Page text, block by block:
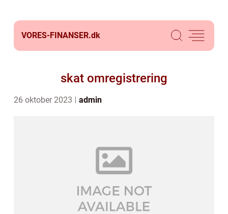
VORES-FINANSER.dk
skat omregistrering
26 oktober 2023 admin